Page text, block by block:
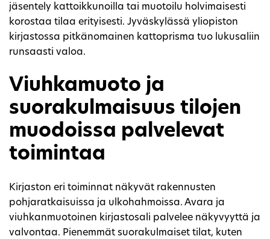
jäsentely kattoikkunoilla tai muotoilu holvimaisesti
korostaa tilaa erityisesti. Jyväskylässä yliopiston
kirjastossa pitkänomainen kattoprisma tuo lukusaliin
runsaasti valoa.
Viuhkamuoto ja
suorakulmaisuus tilojen
muodoissa palvelevat
toimintaa
Kirjaston eri toiminnat näkyvät rakennusten
pohjaratkaisuissa ja ulkohahmoissa. Avara ja
viuhkanmuotoinen kirjastosali palvelee näkyvyyttä ja
valvontaa. Pienemmät suorakulmaiset tilat, kuten